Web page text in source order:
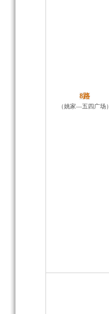
8路
（姚家—五四广场）